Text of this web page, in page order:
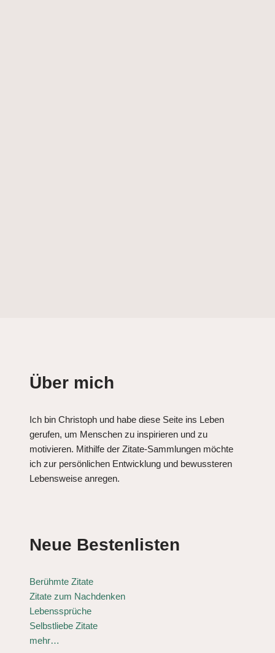
Über mich
Ich bin Christoph und habe diese Seite ins Leben
gerufen, um Menschen zu inspirieren und zu
motivieren. Mithilfe der Zitate-Sammlungen möchte
ich zur persönlichen Entwicklung und bewussteren
Lebensweise anregen.
Neue Bestenlisten
Berühmte Zitate
Zitate zum Nachdenken
Lebenssprüche
Selbstliebe Zitate
mehr…